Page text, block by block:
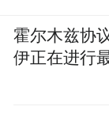
霍尔木兹协
伊正在进行